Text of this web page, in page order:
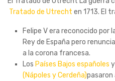
Tratado de Utrecht en 1713. El
Felipe V era reconocido por
Rey de España pero
a la corona francesa.
Los Países Bajos españoles
(Nápoles y Cerdeña)pasaron